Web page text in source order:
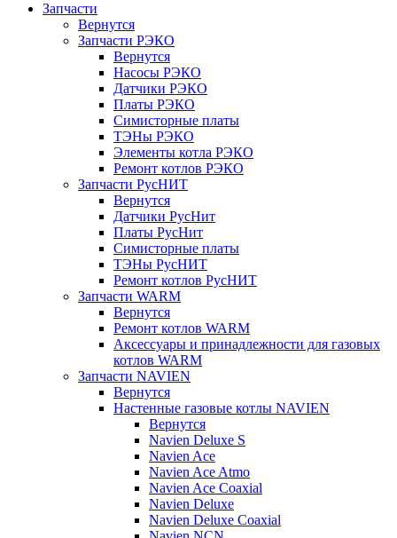
Запчасти
Вернутся
Запчасти РЭКО
Вернутся
Насосы РЭКО
Датчики РЭКО
Платы РЭКО
Симисторные платы
ТЭНы РЭКО
Элементы котла РЭКО
Ремонт котлов РЭКО
Запчасти РусНИТ
Вернутся
Датчики РусНит
Платы РусНит
Симисторные платы
ТЭНы РусНИТ
Ремонт котлов РусНИТ
Запчасти WARM
Вернутся
Ремонт котлов WARM
Аксессуары и принадлежности для газовых
котлов WARM
Запчасти NAVIEN
Вернутся
Настенные газовые котлы NAVIEN
Вернутся
Navien Deluxe S
Navien Ace
Navien Ace Atmo
Navien Ace Coaxial
Navien Deluxe
Navien Deluxe Coaxial